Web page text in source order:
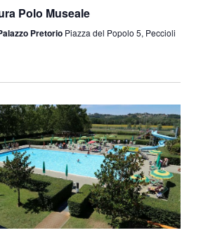
Polo Museale
Pretorio Piazza del Popolo 5, Peccioli